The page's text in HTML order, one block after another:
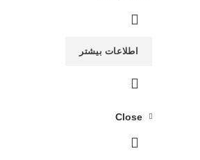
اطلاعات بیشتر
Close